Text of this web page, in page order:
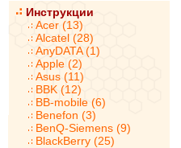
Инструкции
Acer (13)
Alcatel (28)
AnyDATA (1)
Apple (2)
Asus (11)
BBK (12)
BB-mobile (6)
Benefon (3)
BenQ-Siemens (9)
BlackBerry (25)